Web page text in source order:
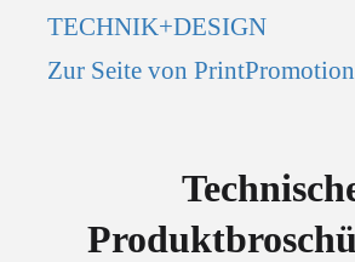
TECHNIK+DESIGN
Zur Seite von PrintPromotion